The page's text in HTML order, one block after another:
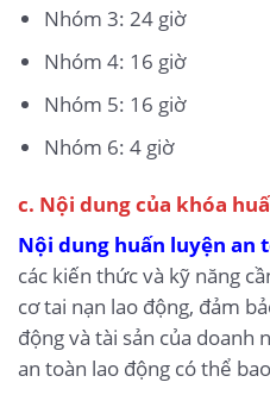
Nhóm 3: 24 giờ
Nhóm 4: 16 giờ
Nhóm 5: 16 giờ
Nhóm 6: 4 giờ
c. Nội dung của khóa
Nội dung huấn luyện an
các kiến thức và kỹ năng
cơ tai nạn lao động, đảm
động và tài sản của doanh
an toàn lao động có thể